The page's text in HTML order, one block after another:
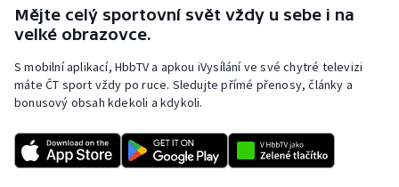
Mějte celý sportovní svět vždy u sebe i na
velké obrazovce.
S mobilní aplikací, HbbTV a apkou iVysílání ve své chytré televizi
máte ČT sport vždy po ruce. Sledujte přímé přenosy, články a
bonusový obsah kdekoli a kdykoli.